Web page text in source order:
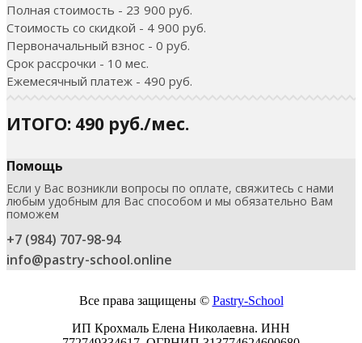
Полная стоимость - 23 900 руб.
Стоимость со скидкой - 4 900 руб.
Первоначальный взнос - 0 руб.
Срок рассрочки - 10 мес.
Ежемесячный платеж - 490 руб.
ИТОГО: 490 руб./мес.
Помощь
Если у Вас возникли вопросы по оплате, свяжитесь с нами
любым удобным для Вас способом и мы обязательно Вам
поможем
+7 (984) 707-98-94
info@pastry-school.online
Все права защищены © Pаstry-School
ИП Крохмаль Елена Николаевна. ИНН